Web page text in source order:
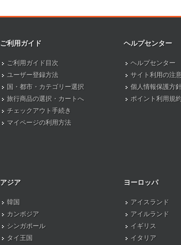
ご利用ガイド
ご利用ガイド目次
ユーザー登録方法
国・都市・カテゴリー選択
旅行商品の選択・カートへ
チェックアウト手続き
マイページの利用方法
ヘルプセンター
ヘルプセンター
サイト利用の注
個人情報保護方
ポイント利用規約
アジア
韓国
カンボジア
シンガポール
タイ王国
ヨーロッパ
アイスランド
アイルランド
イギリス
イタリア